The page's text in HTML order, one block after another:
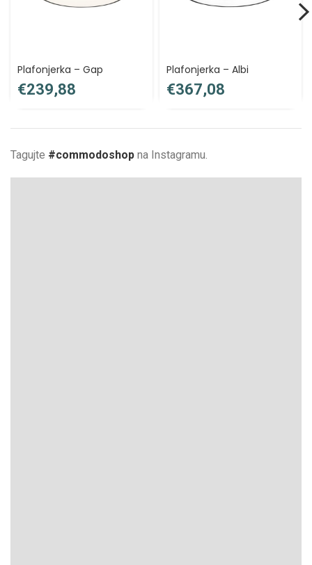
Plafonjerka – Gap
€
Plafonjerka – Albi
€
Tagujte #commodoshop na Instagramu.